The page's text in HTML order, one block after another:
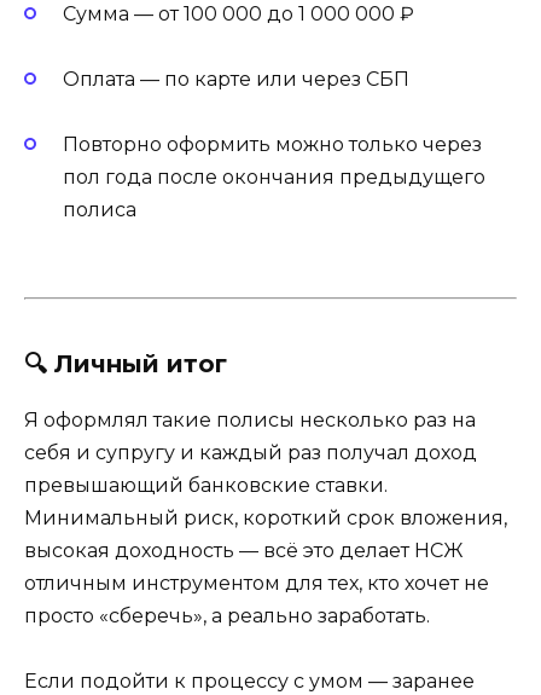
Сумма — от 100 000 до 1 000 000 ₽
Оплата — по карте или через СБП
Повторно оформить можно только через
пол года после окончания предыдущего
полиса
🔍 Личный итог
Я оформлял такие полисы несколько раз на
себя и супругу и каждый раз получал доход
превышающий банковские ставки.
Минимальный риск, короткий срок вложения,
высокая доходность — всё это делает НСЖ
отличным инструментом для тех, кто хочет не
просто «сберечь», а реально заработать.
Если подойти к процессу с умом — заранее